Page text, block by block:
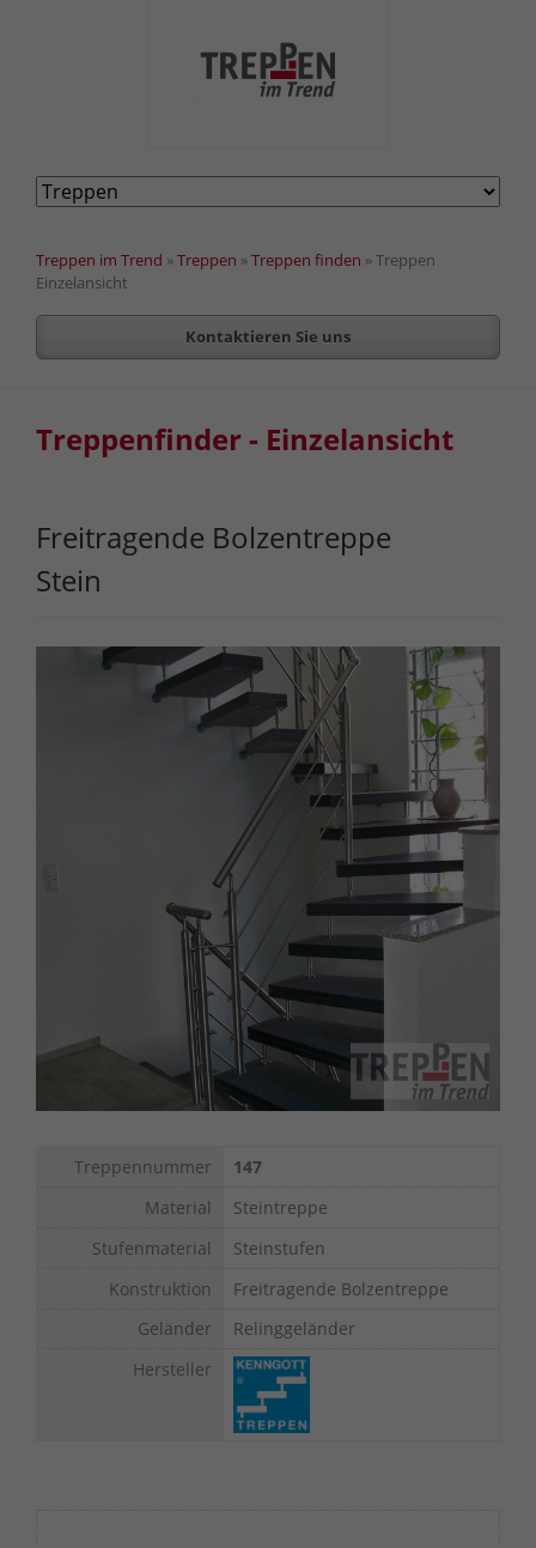
Navigation
überspringen
Treppen im Trend »Treppen »Treppen finden »Treppen
Einzelansicht
Kontaktieren Sie uns
Treppenfinder - Einzelansicht
Freitragende Bolzentreppe
Stein
Treppennummer
147
Material
Steintreppe
Stufenmaterial
Steinstufen
Konstruktion
Freitragende Bolzentreppe
Geländer
Relinggeländer
Hersteller